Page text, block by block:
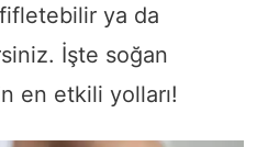
ya da
İşte soğan
en etkili yolları!